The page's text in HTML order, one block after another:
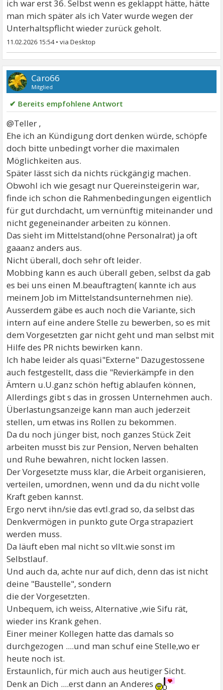
ich war erst 36. Selbst wenn es geklappt hätte, hätte
man mich später als ich Vater wurde wegen der
Unterhaltspflicht wieder zurück geholt.
11.02.2026 15:54•
Caro66
Mitglied
✔ Bereits empfohlene Antwort
@Teller ,
Ehe ich an Kündigung dort denken würde, schöpfe
doch bitte unbedingt vorher die maximalen
Möglichkeiten aus.
Später lässt sich da nichts rückgängig machen.
Obwohl ich wie gesagt nur Quereinsteigerin war,
finde ich schon die Rahmenbedingungen eigentlich
für gut durchdacht, um vernünftig miteinander und
nicht gegeneinander arbeiten zu können.
Das sieht im Mittelstand(ohne Personalrat) ja oft
gaaanz anders aus.
Nicht überall, doch sehr oft leider.
Mobbing kann es auch überall geben, selbst da gab
es bei uns einen M.beauftragten( kannte ich aus
meinem Job im Mittelstandsunternehmen nie).
Ausserdem gäbe es auch noch die Variante, sich
intern auf eine andere Stelle zu bewerben, so es mit
dem Vorgesetzten gar nicht geht und man selbst mit
Hilfe des PR nichts bewirken kann.
Ich habe leider als quasi"Externe" Dazugestossene
auch festgestellt, dass die "Revierkämpfe in den
Ämtern u.U.ganz schön heftig ablaufen können,
Allerdings gibt s das in grossen Unternehmen auch.
Überlastungsanzeige kann man auch jederzeit
stellen, um etwas ins Rollen zu bekommen.
Da du noch jünger bist, noch ganzes Stück Zeit
arbeiten musst bis zur Pension, Nerven behalten
und Ruhe bewahren, nicht locken lassen.
Der Vorgesetzte muss klar, die Arbeit organisieren,
verteilen, umordnen, wenn und da du nicht volle
Kraft geben kannst.
Ergo nervt ihn/sie das evtl.grad so, da selbst das
Denkvermögen in punkto gute Orga strapaziert
werden muss.
Da läuft eben mal nicht so vllt.wie sonst im
Selbstlauf.
Und auch da, achte nur auf dich, denn das ist nicht
deine "Baustelle", sondern
die der Vorgesetzten.
Unbequem, ich weiss, Alternative ,wie Sifu rät,
wieder ins Krank gehen.
Einer meiner Kollegen hatte das damals so
durchgezogen ....und man schuf eine Stelle,wo er
heute noch ist.
Erstaunlich, für mich auch aus heutiger Sicht.
Denk an Dich ....erst dann an Anderes